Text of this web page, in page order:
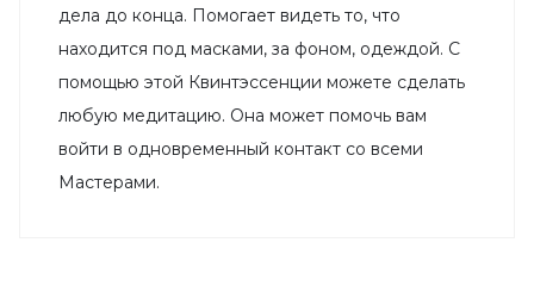
дела до конца. Помогает видеть то, что
находится под масками, за фоном, одеждой. С
помощью этой Квинтэссенции можете сделать
любую медитацию. Она может помочь вам
войти в одновременный контакт со всеми
Мастерами.